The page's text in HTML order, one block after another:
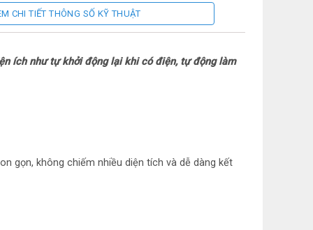
lạnh: 3 năm
Ống dẫn gas bằng Đồng mạ vàng – Lá tản
CHI TIẾT THÔNG SỐ KỸ THUẬT
ích như tự khởi động lại khi có điện, tự động làm
gọn, không chiếm nhiều diện tích và dễ dàng kết